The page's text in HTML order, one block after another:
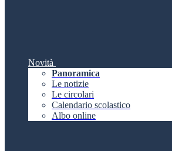
Novità
Panoramica
Le notizie
Le circolari
Calendario scolastico
Albo online